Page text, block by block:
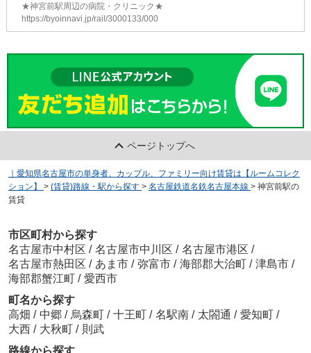
★神宮前駅周辺の病院・クリニック★
https://byoinnavi.jp/rail/3000133/000
ページトップへ
｜愛知県名古屋市の単身者、カップル、ファミリー向け賃貸は【ルームコレク
ション】
> (賃貸)路線・駅から探す > 名古屋鉄道名鉄名古屋本線 > 神宮前駅の
賃貸
市区町村から探す
名古屋市中村区 / 名古屋市中川区 / 名古屋市港区 /
名古屋市熱田区 / あま市 / 弥富市 / 海部郡大治町 / 津島市 /
海部郡蟹江町 / 愛西市
町名から探す
高畑 / 中郷 / 烏森町 / 十王町 / 名駅南 / 太閤通 / 愛知町 /
大西 / 大秋町 / 則武